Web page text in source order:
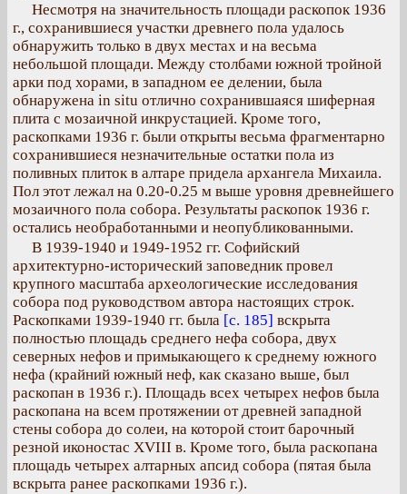
Несмотря на значительность площади раскопок 1936
г., сохранившиеся участки древнего пола удалось
обнаружить только в двух местах и на весьма
небольшой площади. Между столбами южной тройной
арки под хорами, в западном ее делении, была
обнаружена in situ отлично сохранившаяся шиферная
плита с мозаичной инкрустацией. Кроме того,
раскопками 1936 г. были открыты весьма фрагментарно
сохранившиеся незначительные остатки пола из
поливных плиток в алтаре придела архангела Михаила.
Пол этот лежал на 0.20-0.25 м выше уровня древнейшего
мозаичного пола собора. Результаты раскопок 1936 г.
остались необработанными и неопубликованными.
В 1939-1940 и 1949-1952 гг. Софийский
архитектурно-исторический заповедник провел
крупного масштаба археологические исследования
собора под руководством автора настоящих строк.
Раскопками 1939-1940 гг. была [с. 185] вскрыта
полностью площадь среднего нефа собора, двух
северных нефов и примыкающего к среднему южного
нефа (крайний южный неф, как сказано выше, был
раскопан в 1936 г.). Площадь всех четырех нефов была
раскопана на всем протяжении от древней западной
стены собора до солеи, на которой стоит барочный
резной иконостас XVIII в. Кроме того, была раскопана
площадь четырех алтарных апсид собора (пятая была
вскрыта ранее раскопками 1936 г.).